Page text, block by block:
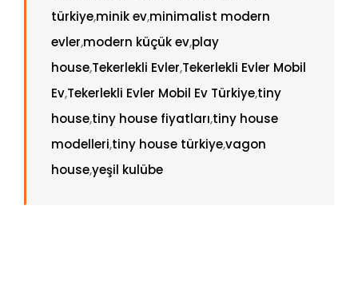
türkiye,minik ev,minimalist modern
evler,modern küçük ev,play
house,Tekerlekli Evler,Tekerlekli Evler Mobil
Ev,Tekerlekli Evler Mobil Ev Türkiye,tiny
house,tiny house fiyatları,tiny house
modelleri,tiny house türkiye,vagon
house,yeşil kulübe